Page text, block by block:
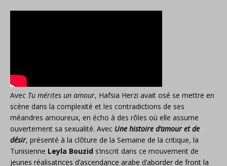
Avec Tu mérites un amour, Hafsia Herzi avait osé se mettre en
scène dans la complexité et les contradictions de ses
méandres amoureux, en écho à des rôles où elle assume
ouvertement sa sexualité. Avec Une histoire d’amour et de
désir, présenté à la clôture de la Semaine de la critique, la
Tunisienne Leyla Bouzid s’inscrit dans ce mouvement de
jeunes réalisatrices d’ascendance arabe d’aborder de front la